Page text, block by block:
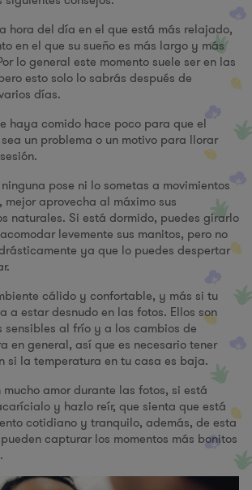
hora del día en el que está más relajado,
en el que su sueño es más largo y más
lo general este momento suele ser en las
esto solo lo sabrás después de
días.
haya comido hace poco para que el
un problema o un motivo para llorar
pose ni lo sometas a movimientos
mejor aprovecha al máximo sus
naturales. Si está dormido, puedes girarlo
levemente sus manitos, pero no
ya que lo puedes despertar
cálido y confortable, y más si tu
a estar desnudo en las fotos. Ellos son
sensibles al frío y a los cambios de
en general, así que es necesario tener
si la temperatura en tu casa es baja.
mucho amor durante las fotos, si está
y hazlo reír, que sienta que está
cotidiano y tranquilo, además, de esta
capturar los momentos más bonitos